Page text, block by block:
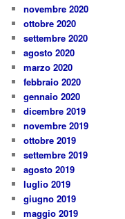
novembre 2020
ottobre 2020
settembre 2020
agosto 2020
marzo 2020
febbraio 2020
gennaio 2020
dicembre 2019
novembre 2019
ottobre 2019
settembre 2019
agosto 2019
luglio 2019
giugno 2019
maggio 2019